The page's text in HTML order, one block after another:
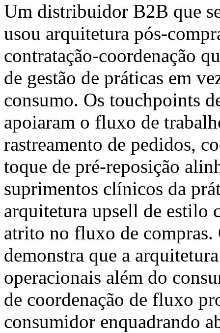
Um distribuidor B2B que
usou arquitetura pós-
contratação-coordenação
de gestão de práticas em
consumo. Os touchpoints
apoiaram o fluxo de
rastreamento de pedidos,
toque de pré-reposição
suprimentos clínicos da
arquitetura upsell de estilo
atrito no fluxo de
demonstra que a
operacionais além do
de coordenação de fluxo
consumidor enquadrando